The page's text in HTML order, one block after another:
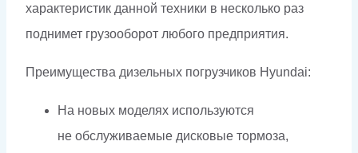
характеристик данной техники в несколько раз
поднимет грузооборот любого предприятия.
Преимущества дизельных погрузчиков Hyundai:
На новых моделях используются
не обслуживаемые дисковые тормоза,